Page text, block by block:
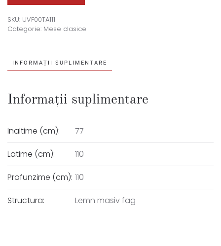
SKU: UVF00TA111
Categorie: Mese clasice
INFORMAȚII SUPLIMENTARE
Informații suplimentare
Inaltime (cm): 77
Latime (cm): 110
Profunzime (cm): 110
Structura: Lemn masiv fag